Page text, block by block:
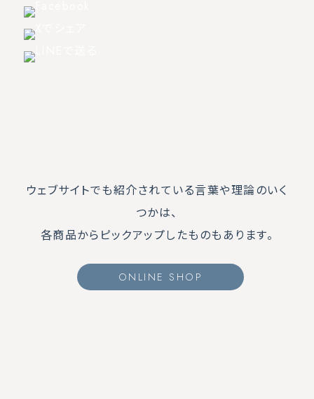
ウェブサイトでも紹介されている言葉や理論のいく
つかは、
各商品からピックアップしたものもあります。
ONLINE SHOP